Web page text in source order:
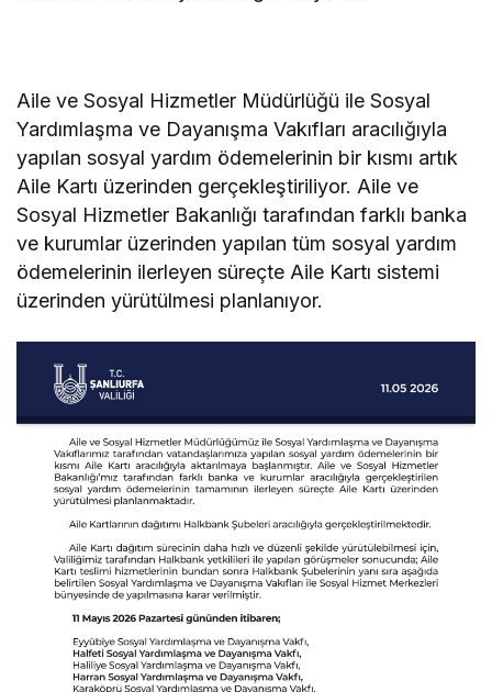
Aile ve Sosyal Hizmetler Müdürlüğü ile Sosyal
Yardımlaşma ve Dayanışma Vakıfları aracılığıyla
yapılan sosyal yardım ödemelerinin bir kısmı artık
Aile Kartı üzerinden gerçekleştiriliyor. Aile ve
Sosyal Hizmetler Bakanlığı tarafından farklı banka
ve kurumlar üzerinden yapılan tüm sosyal yardım
ödemelerinin ilerleyen süreçte Aile Kartı sistemi
üzerinden yürütülmesi planlanıyor.